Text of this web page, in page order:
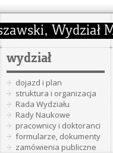
wydział
dojazd i plan
struktura i organizacja
Rada Wydziału
Rady Naukowe
pracownicy i doktoranci
formularze, dokumenty
zamówienia publiczne